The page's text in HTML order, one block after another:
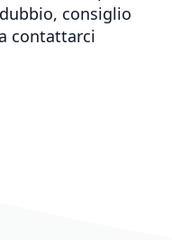
consiglio
contattarci